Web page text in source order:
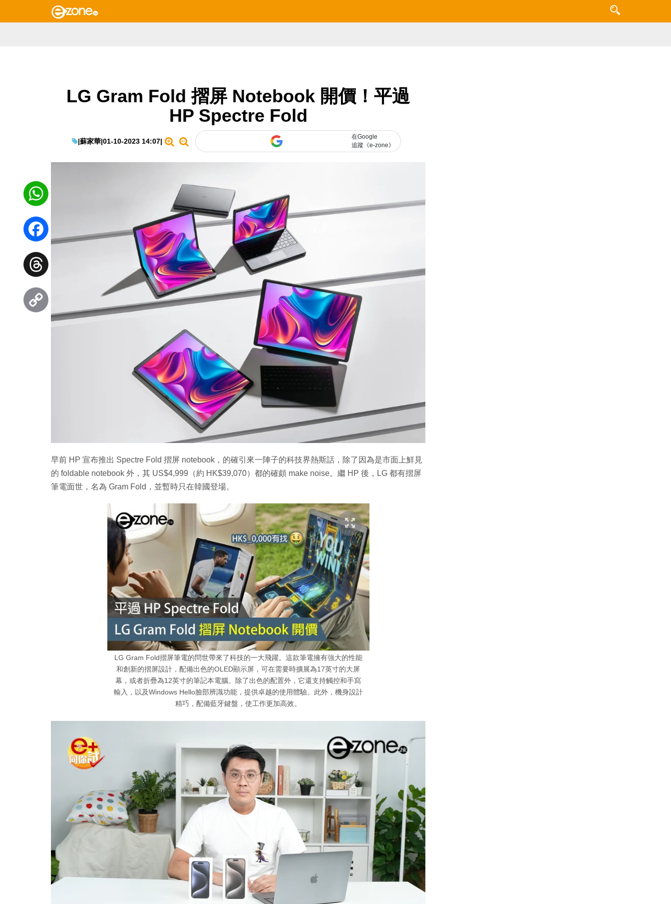
LG Gram Fold 摺屏 Notebook 開價！平過
HP Spectre Fold
|蘇家華|01-10-2023 14:07|
在Google
追蹤《e-zone》
早前 HP 宣布推出 Spectre Fold 摺屏 notebook，的確引來一陣子的科技界熱斯話，除了因為是市面上鮮見
的 foldable notebook 外，其 US$4,999（約 HK$39,070）都的確頗 make noise。繼 HP 後，LG 都有摺屏
筆電面世，名為 Gram Fold，並暫時只在韓國登場。
LG Gram Fold摺屏筆電的問世帶來了科技的一大飛躍。這款筆電擁有強大的性能
和創新的摺屏設計，配備出色的OLED顯示屏，可在需要時擴展為17英寸的大屏
幕，或者折疊為12英寸的筆記本電腦。除了出色的配置外，它還支持觸控和手寫
輸入，以及Windows Hello臉部辨識功能，提供卓越的使用體驗。此外，機身設計
精巧，配備藍牙鍵盤，使工作更加高效。
WhatsApp
Facebook
Threads